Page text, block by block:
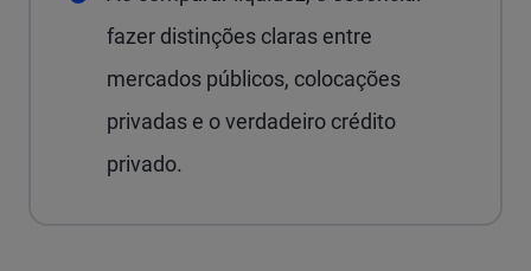
fazer distinções claras entre
mercados públicos, colocações
privadas e o verdadeiro crédito
privado.